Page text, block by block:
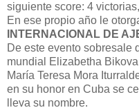
siguiente score: 4
En ese propio año le
INTERNACIONAL DE
De este evento sobresale
mundial Elizabetha
María Teresa Mora
en su honor en Cuba se
lleva su nombre.